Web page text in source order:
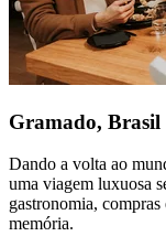
Gramado, Brasil
Dando a volta ao
uma viagem luxuosa
gastronomia, compras
memória.